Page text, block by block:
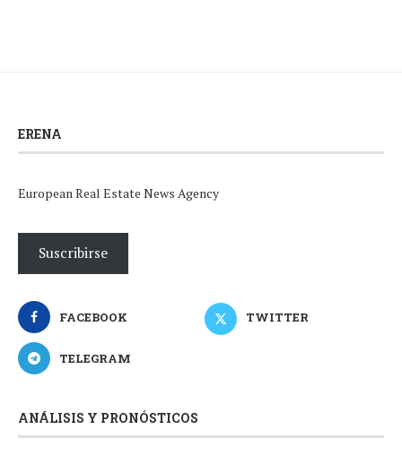
ERENA
European Real Estate News Agency
Suscribirse
FACEBOOK TWITTER
TELEGRAM
ANÁLISIS Y PRONÓSTICOS